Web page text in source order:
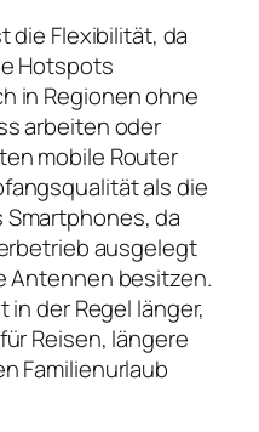
die Flexibilität, da
Hotspots
in Regionen ohne
arbeiten oder
mobile Router
als die
da
ausgelegt
Antennen besitzen.
der Regel länger,
Reisen, längere
Familienurlaub